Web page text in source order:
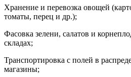
Хранение и перевозка овощей
томаты, перец и др.);
Фасовка зелени, салатов и
складах;
Транспортировка с полей в
магазины;